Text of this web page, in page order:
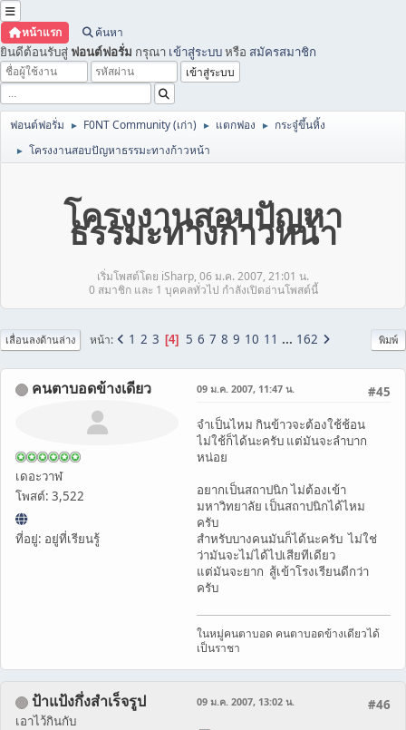
หน้าแรก ค้นหา
ยินดีต้อนรับสู่ ฟอนต์ฟอรั่ม กรุณา เข้าสู่ระบบหรือ สมัครสมาชิก
ฟอนต์ฟอรั่ม ► F0NT Community (เก่า) ► แตกฟอง ► กระจู๋ขึ้นหิ้ง
► โครงงานสอบปัญหาธรรมะทางก้าวหน้า
โครงงานสอบปัญหา
ธรรมะทางก้าวหน้า
เริ่มโพสต์โดย iSharp, 06 ม.ค. 2007, 21:01 น.
0 สมาชิก และ 1 บุคคลทั่วไป กำลังเปิดอ่านโพสต์นี้
พิมพ์
เลื่อนลงด้านล่าง หน้า 1 2 3 4 5 6 7 8 9 10 11 ... 162
คนตาบอดข้างเดียว
เดอะวาฬ
โพสต์: 3,522
ที่อยู่: อยู่ที่เรียนรู้
#45
09 ม.ค. 2007, 11:47 น.
จำเป็นไหม กินข้าวจะต้องใช้ช้อน
ไม่ใช้ก็ได้นะครับ แต่มันจะลำบาก
หน่อย
อยากเป็นสถาปนิก ไม่ต้องเข้า
มหาวิทยาลัย เป็นสถาปนิกได้ไหม
ครับ
สำหรับบางคนมันก็ได้นะครับ ไม่ใช่
ว่ามันจะไม่ได้ไปเสียทีเดียว
แต่มันจะยาก สู้เข้าโรงเรียนดีกว่า
ครับ
ในหมู่คนตาบอด คนตาบอดข้างเดียวได้
เป็นราชา
ป้าแป้งกึ่งสำเร็จรูป
เอาไว้กินกับ
#46
09 ม.ค. 2007, 13:02 น.